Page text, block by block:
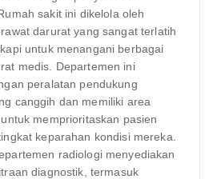
sakit ini dikelola oleh
darurat yang sangat terlatih
untuk menangani berbagai
medis. Departemen ini
peralatan pendukung
canggih dan memiliki area
memprioritaskan pasien
keparahan kondisi mereka.
radiologi menyediakan
diagnostik, termasuk